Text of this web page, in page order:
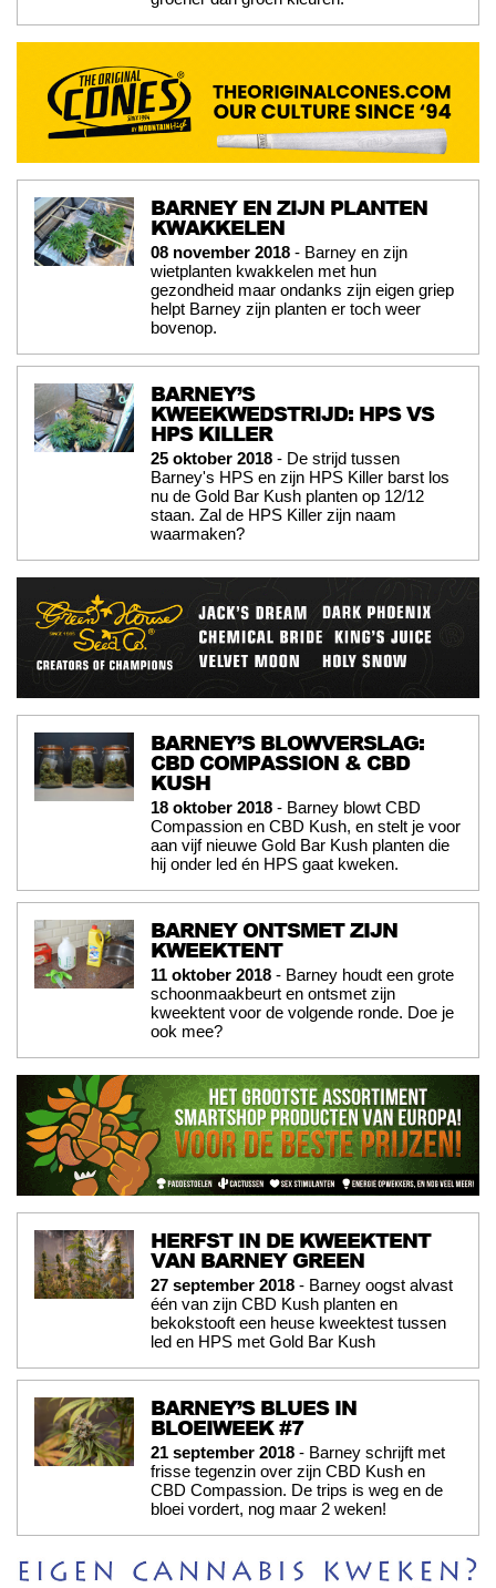
BARNEY EN ZIJN PLANTEN
KWAKKELEN
08 november 2018 - Barney en zijn
wietplanten kwakkelen met hun
gezondheid maar ondanks zijn eigen griep
helpt Barney zijn planten er toch weer
bovenop.
BARNEY’S
KWEEKWEDSTRIJD: HPS VS
HPS KILLER
25 oktober 2018 - De strijd tussen
Barney's HPS en zijn HPS Killer barst los
nu de Gold Bar Kush planten op 12/12
staan. Zal de HPS Killer zijn naam
waarmaken?
BARNEY’S BLOWVERSLAG:
CBD COMPASSION & CBD
KUSH
18 oktober 2018 - Barney blowt CBD
Compassion en CBD Kush, en stelt je voor
aan vijf nieuwe Gold Bar Kush planten die
hij onder led én HPS gaat kweken.
BARNEY ONTSMET ZIJN
KWEEKTENT
11 oktober 2018 - Barney houdt een grote
schoonmaakbeurt en ontsmet zijn
kweektent voor de volgende ronde. Doe je
ook mee?
HERFST IN DE KWEEKTENT
VAN BARNEY GREEN
27 september 2018 - Barney oogst alvast
één van zijn CBD Kush planten en
bekokstooft een heuse kweektest tussen
led en HPS met Gold Bar Kush
BARNEY’S BLUES IN
BLOEIWEEK #7
21 september 2018 - Barney schrijft met
frisse tegenzin over zijn CBD Kush en
CBD Compassion. De trips is weg en de
bloei vordert, nog maar 2 weken!